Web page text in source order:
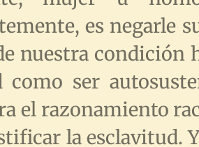
es negarle
nuestra condición
ser
el razonamiento
la esclavitud.